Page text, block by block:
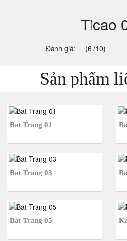
Ticao
Đánh giá: (6 /10)
Sản phẩm
Bat Trang 01
Bat Trang 03
Bat Trang 05